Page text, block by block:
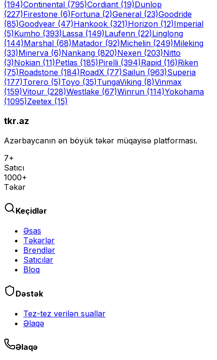
(194)Continental (795)Cordiant (19)Dunlop
(227)Firestone (6)Fortuna (2)General (23)Goodride
(85)Goodyear (47)Hankook (321)Horizon (12)Imperial
(5)Kumho (393)Lassa (149)Laufenn (22)Linglong
(144)Marshal (68)Matador (92)Michelin (249)Mileking
(33)Minerva (6)Nankang (820)Nexen (203)Nitto
(3)Nokian (11)Petlas (185)Pirelli (394)Rapid (16)Riken
(75)Roadstone (184)RoadX (77)Sailun (963)Superia
(177)Torero (5)Toyo (35)TungaViking (8)Vinmax
(159)Vitour (228)Westlake (67)Winrun (114)Yokohama
(1095)Zeetex (15)
tkr.az
Azərbaycanın ən böyük təkər müqayisə platforması.
7+
Satıcı
1000+
Təkər
Keçidlər
Əsas
Təkərlər
Brendlər
Satıcılar
Bloq
Dəstək
Tez-tez verilən suallar
Əlaqə
Əlaqə